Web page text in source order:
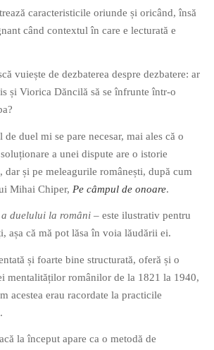
and
the
your
the
titles!
caracteristicile oriunde și oricând, însă
când contextul în care e lecturată e
vuiește de dezbaterea despre dezbatere: ar
și Viorica Dăncilă să se înfrunte într-o
duel mi se pare necesar, mai ales că o
a unei dispute are o istorie
dar și pe meleagurile românești, după cum
Mihai Chiper, Pe câmpul de onoare.
duelului la români – este ilustrativ pentru
așa că mă pot lăsa în voia lăudării ei.
și foarte bine structurată, oferă și o
mentalităților românilor de la 1821 la 1940,
acestea erau racordate la practicile
la început apare ca o metodă de